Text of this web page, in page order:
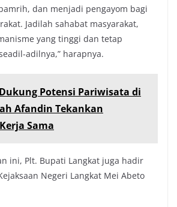
dan menjadi pengayom bagi
Jadilah sahabat masyarakat,
yang tinggi dan tetap
adilnya,” harapnya.
Dukung Potensi Pariwisata di
Afandin Tekankan
Sama
ini, Plt. Bupati Langkat juga hadir
Negeri Langkat Mei Abeto